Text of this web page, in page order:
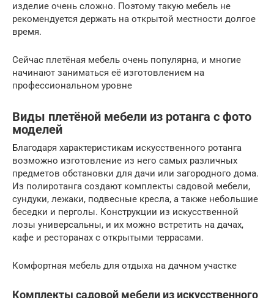
изделие очень сложно. Поэтому такую мебель не
рекомендуется держать на открытой местности долгое
время.
Сейчас плетёная мебель очень популярна, и многие
начинают заниматься её изготовлением на
профессиональном уровне
Виды плетёной мебели из ротанга с фото
моделей
Благодаря характеристикам искусственного ротанга
возможно изготовление из него самых различных
предметов обстановки для дачи или загородного дома.
Из полиротанга создают комплекты садовой мебели,
сундуки, лежаки, подвесные кресла, а также небольшие
беседки и перголы. Конструкции из искусственной
лозы универсальны, и их можно встретить на дачах,
кафе и ресторанах с открытыми террасами.
Комфортная мебель для отдыха на дачном участке
Комплекты садовой мебели из искусственного